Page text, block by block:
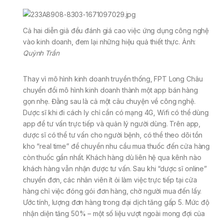
Cả hai diễn giả đều đánh giá cao việc ứng dụng công nghệ
vào kinh doanh, đem lại những hiệu quả thiết thực. Ảnh:
Quỳnh Trần
Thay vì mô hình kinh doanh truyền thống, FPT Long Châu
chuyển đổi mô hình kinh doanh thành một app bán hàng
gọn nhẹ. Đằng sau là cả một câu chuyện về công nghệ.
Dược sĩ khi đi cách ly chỉ cần có mạng 4G, Wifi có thể dùng
app để tư vấn trực tiếp và quản lý người dùng. Trên app,
dược sĩ có thể tư vấn cho người bệnh, có thể theo dõi tồn
kho “real time” để chuyển nhu cầu mua thuốc đến cửa hàng
còn thuốc gần nhất. Khách hàng dù liên hệ qua kênh nào
khách hàng vẫn nhận được tư vấn. Sau khi “dược sĩ online”
chuyển đơn, các nhân viên ít ỏi làm việc trực tiếp tại cửa
hàng chỉ việc đóng gói đơn hàng, chờ người mua đến lấy.
Ước tính, lượng đơn hàng trong đại dịch tăng gấp 5. Mức độ
nhận diện tăng 50% – một số liệu vượt ngoài mong đợi của